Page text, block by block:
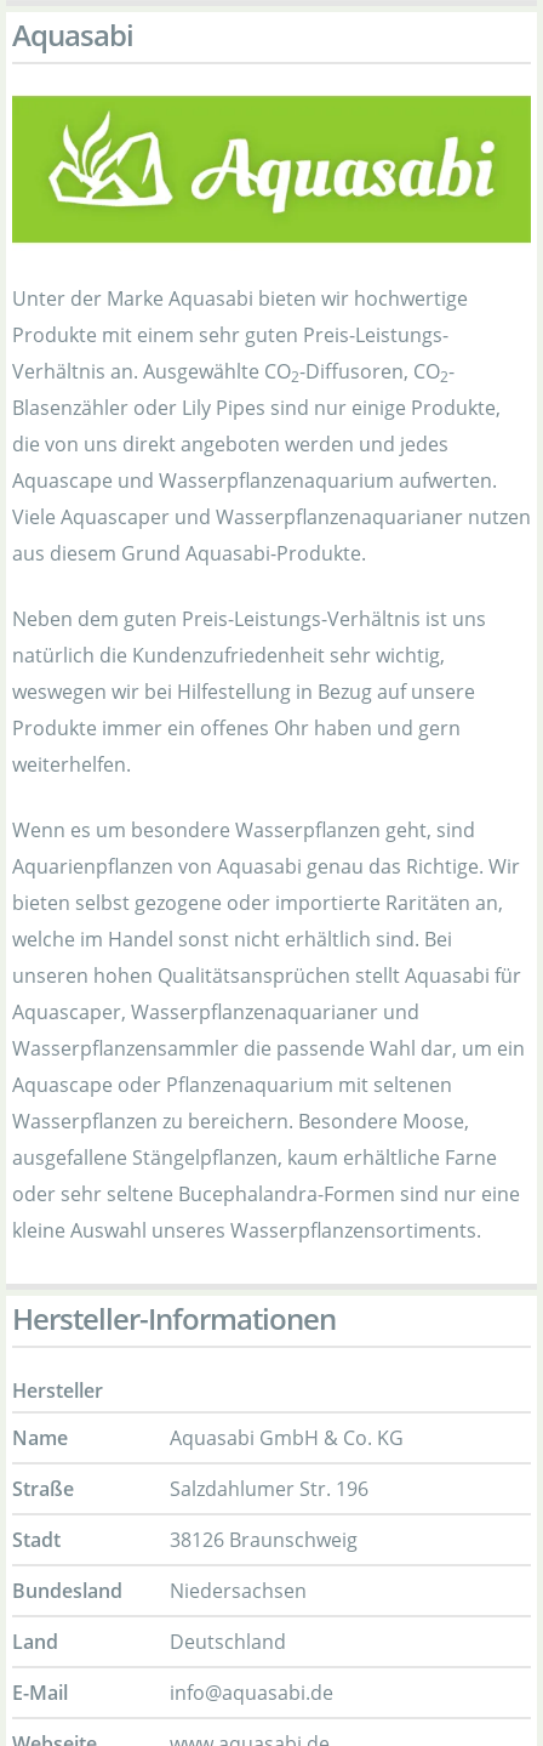
Aquasabi
Unter der Marke Aquasabi bieten wir hochwertige
Produkte mit einem sehr guten Preis-Leistungs-
Verhältnis an. Ausgewählte CO2-Diffusoren, CO2-
Blasenzähler oder Lily Pipes sind nur einige Produkte,
die von uns direkt angeboten werden und jedes
Aquascape und Wasserpflanzenaquarium aufwerten.
Viele Aquascaper und Wasserpflanzenaquarianer nutzen
aus diesem Grund Aquasabi-Produkte.
Neben dem guten Preis-Leistungs-Verhältnis ist uns
natürlich die Kundenzufriedenheit sehr wichtig,
weswegen wir bei Hilfestellung in Bezug auf unsere
Produkte immer ein offenes Ohr haben und gern
weiterhelfen.
Wenn es um besondere Wasserpflanzen geht, sind
Aquarienpflanzen von Aquasabi genau das Richtige. Wir
bieten selbst gezogene oder importierte Raritäten an,
welche im Handel sonst nicht erhältlich sind. Bei
unseren hohen Qualitätsansprüchen stellt Aquasabi für
Aquascaper, Wasserpflanzenaquarianer und
Wasserpflanzensammler die passende Wahl dar, um ein
Aquascape oder Pflanzenaquarium mit seltenen
Wasserpflanzen zu bereichern. Besondere Moose,
ausgefallene Stängelpflanzen, kaum erhältliche Farne
oder sehr seltene Bucephalandra-Formen sind nur eine
kleine Auswahl unseres Wasserpflanzensortiments.
Hersteller-Informationen
Hersteller
Name
Aquasabi GmbH & Co. KG
Straße
Salzdahlumer Str. 196
Stadt
38126 Braunschweig
Bundesland
Niedersachsen
Land
Deutschland
E-Mail
info@aquasabi.de